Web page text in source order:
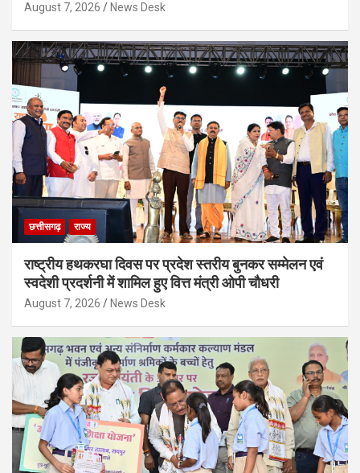
August 7, 2026 News Desk
छत्तीसगढ़ राज्य
राष्ट्रीय हथकरघा दिवस पर प्रदेश स्तरीय बुनकर सम्मेलन एवं
स्वदेशी प्रदर्शनी में शामिल हुए वित्त मंत्री ओपी चौधरी
August 7, 2026 News Desk